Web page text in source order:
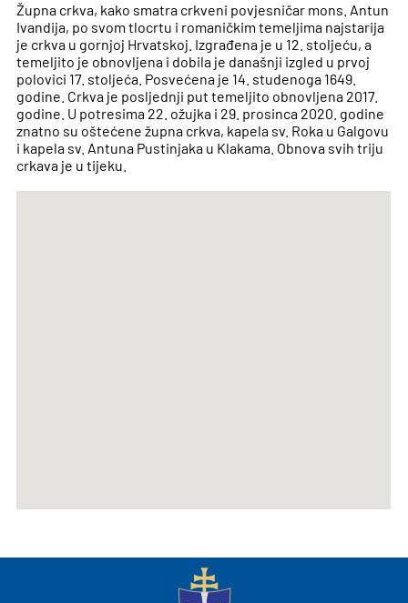
Župna crkva, kako smatra crkveni povjesničar mons. Antun
Ivandija, po svom tlocrtu i romaničkim temeljima najstarija
je crkva u gornjoj Hrvatskoj. Izgrađena je u 12. stoljeću, a
temeljito je obnovljena i dobila je današnji izgled u prvoj
polovici 17. stoljeća. Posvećena je 14. studenoga 1649.
godine. Crkva je posljednji put temeljito obnovljena 2017.
godine. U potresima 22. ožujka i 29. prosinca 2020. godine
znatno su oštećene župna crkva, kapela sv. Roka u Galgovu
i kapela sv. Antuna Pustinjaka u Klakama. Obnova svih triju
crkava je u tijeku.